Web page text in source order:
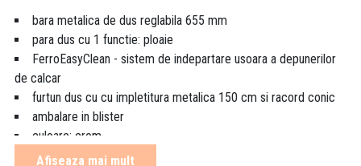
bara metalica de dus reglabila 655 mm
para dus cu 1 functie: ploaie
FerroEasyClean - sistem de indepartare usoara a depunerilor
de calcar
furtun dus cu cu impletitura metalica 150 cm si racord conic
ambalare in blister
culoare: crom
finisaj: lucios
Afiseaza mai mult